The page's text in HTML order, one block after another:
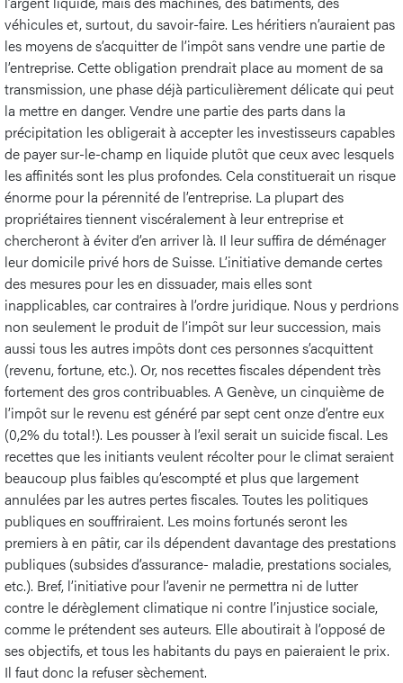
véhicules et, surtout, du savoir-faire. Les héritiers n’auraient pas
les moyens de s’acquitter de l’impôt sans vendre une partie de
l’entreprise. Cette obligation prendrait place au moment de sa
transmission, une phase déjà particulièrement délicate qui peut
la mettre en danger. Vendre une partie des parts dans la
précipitation les obligerait à accepter les investisseurs capables
de payer sur-le-champ en liquide plutôt que ceux avec lesquels
les affinités sont les plus profondes. Cela constituerait un risque
énorme pour la pérennité de l’entreprise. La plupart des
propriétaires tiennent viscéralement à leur entreprise et
chercheront à éviter d’en arriver là. Il leur suffira de déménager
leur domicile privé hors de Suisse. L’initiative demande certes
des mesures pour les en dissuader, mais elles sont
inapplicables, car contraires à l’ordre juridique. Nous y perdrions
non seulement le produit de l’impôt sur leur succession, mais
aussi tous les autres impôts dont ces personnes s’acquittent
(revenu, fortune, etc.). Or, nos recettes fiscales dépendent très
fortement des gros contribuables. A Genève, un cinquième de
l’impôt sur le revenu est généré par sept cent onze d’entre eux
(0,2% du total!). Les pousser à l’exil serait un suicide fiscal. Les
recettes que les initiants veulent récolter pour le climat seraient
beaucoup plus faibles qu’escompté et plus que largement
annulées par les autres pertes fiscales. Toutes les politiques
publiques en souffriraient. Les moins fortunés seront les
premiers à en pâtir, car ils dépendent davantage des prestations
publiques (subsides d’assurance- maladie, prestations sociales,
etc.). Bref, l’initiative pour l’avenir ne permettra ni de lutter
contre le dérèglement climatique ni contre l’injustice sociale,
comme le prétendent ses auteurs. Elle aboutirait à l’opposé de
ses objectifs, et tous les habitants du pays en paieraient le prix.
Il faut donc la refuser sèchement.